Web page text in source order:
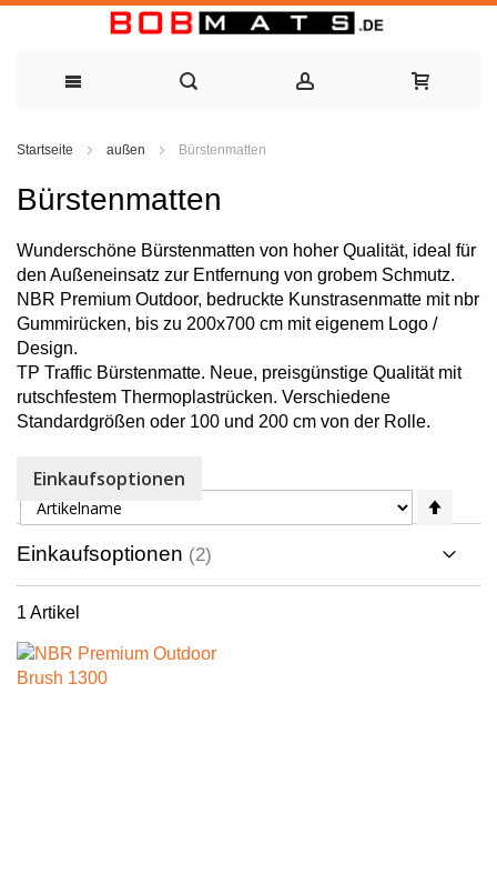
springen
Startseite außen Bürstenmatten
Bürstenmatten
Wunderschöne Bürstenmatten von hoher Qualität, ideal für
den Außeneinsatz zur Entfernung von grobem Schmutz.
NBR Premium Outdoor, bedruckte Kunstrasenmatte mit nbr
Gummirücken, bis zu 200x700 cm mit eigenem Logo /
Design.
TP Traffic Bürstenmatte. Neue, preisgünstige Qualität mit
rutschfestem Thermoplastrücken. Verschiedene
Standardgrößen oder 100 und 200 cm von der Rolle.
1 Artikel
Sortieren nach
Einkaufsoptionen
Einkaufsoptionen